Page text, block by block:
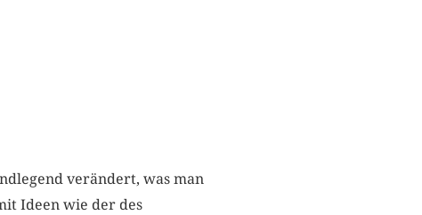
verändert, was man
Ideen wie der des